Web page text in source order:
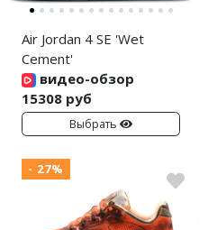
Air Jordan 4 SE 'Wet
Cement'
видео-обзор
15308 руб
Выбрать
- 27%